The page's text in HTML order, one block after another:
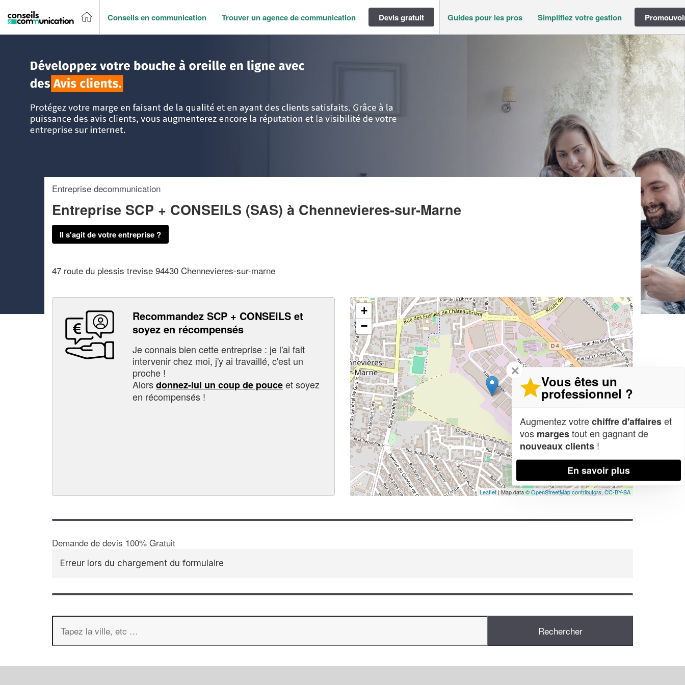
Conseils en communication Trouver un agence de communication Devis gratuit Guides pour les pros Simplifiez votre gestion
Entreprise decommunication
Entreprise SCP + CONSEILS (SAS) à Chennevieres-sur-Marne
Il s'agit de votre entreprise ?
47 route du plessis trevise 94430 Chennevieres-sur-marne
Recommandez SCP + CONSEILS et
soyez en récompensés
Je connais bien cette entreprise : je l'ai fait
intervenir chez moi, j'y ai travaillé, c'est un
proche !
Alorsdonnez-lui un coup de pouceet soyez
en récompensés !
+
−
Leaflet| Map data ©OpenStreetMap contributors,CC-BY-SA
Demande de devis 100% Gratuit
Erreur lors du chargement du formulaire
✕
Vous êtes un
professionnel ?
Augmentez votrechiffre d'affaireset
vos margestout en gagnant de
nouveaux clients !
En savoir plus